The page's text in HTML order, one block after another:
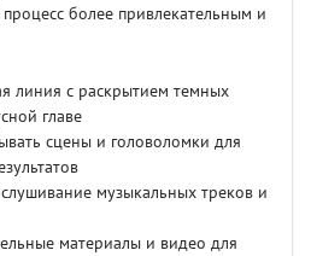
более привлекательным и
линия с раскрытием темных
главе
сцены и головоломки для
музыкальных треков и
материалы и видео для